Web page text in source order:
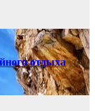
отдыха